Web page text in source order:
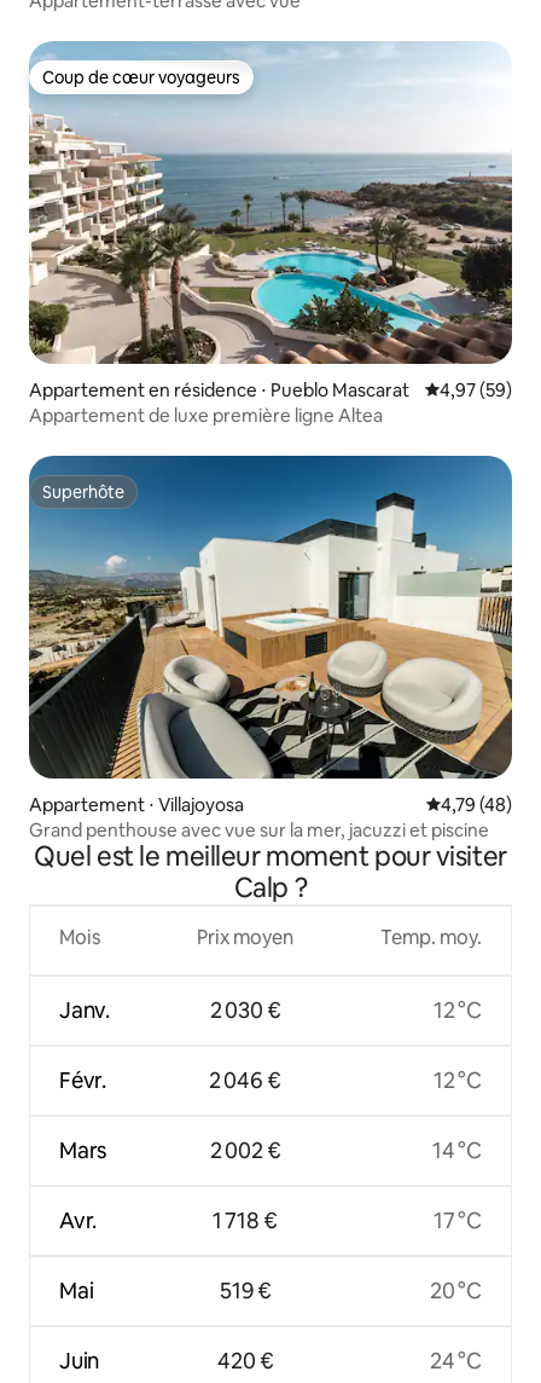
Coup de cœur voyageurs
Coup de cœur voyageurs
Appartement en résidence ⋅ Pueblo Mascarat Évaluation
4,97 (59)
Appartement de luxe première ligne Altea
Superhôte
Superhôte
Appartement ⋅ Villajoyosa Évaluation
4,79 (48)
Grand penthouse avec vue sur la mer, jacuzzi et piscine
Quel est le meilleur moment pour visiter
Calp ?
Mois
Janv.
Févr.
Mars
Avr.
Mai
Juin
Prix moyen
2 030 €
2 046 €
2 002 €
1 718 €
519 €
420 €
Temp. moy.
12 °C
12 °C
14 °C
17 °C
20 °C
24 °C